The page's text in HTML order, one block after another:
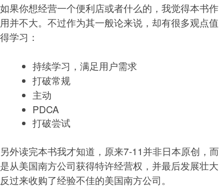
如果你想经营一个便利店或者什么的，我觉得本书作
用并不大。不过作为其一般论来说，却有很多观点值
得学习：
持续学习，满足用户需求
打破常规
主动
PDCA
打破尝试
另外读完本书我才知道，原来7-11并非日本原创，而
是从美国南方公司获得特许经营权，并最后发展壮大
反过来收购了经验不佳的美国南方公司。